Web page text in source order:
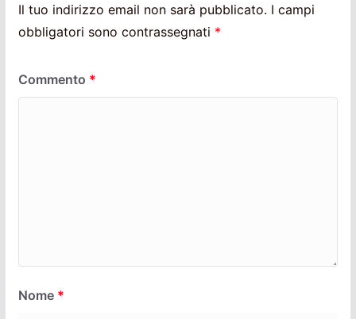
Il tuo indirizzo email non sarà pubblicato. I campi
obbligatori sono contrassegnati *
Commento *
Nome *